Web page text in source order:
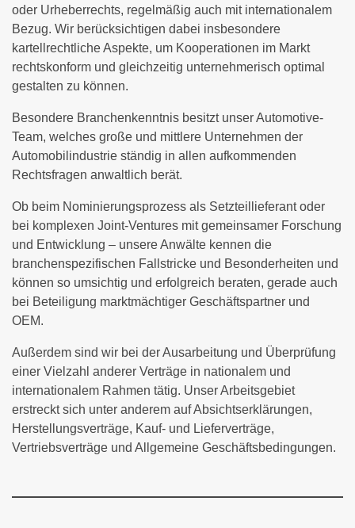
oder Urheberrechts, regelmäßig auch mit internationalem
Bezug. Wir berücksichtigen dabei insbesondere
kartellrechtliche Aspekte, um Kooperationen im Markt
rechtskonform und gleichzeitig unternehmerisch optimal
gestalten zu können.
Besondere Branchenkenntnis besitzt unser Automotive-
Team, welches große und mittlere Unternehmen der
Automobilindustrie ständig in allen aufkommenden
Rechtsfragen anwaltlich berät.
Ob beim Nominierungsprozess als Setzteillieferant oder
bei komplexen Joint-Ventures mit gemeinsamer Forschung
und Entwicklung – unsere Anwälte kennen die
branchenspezifischen Fallstricke und Besonderheiten und
können so umsichtig und erfolgreich beraten, gerade auch
bei Beteiligung marktmächtiger Geschäftspartner und
OEM.
Außerdem sind wir bei der Ausarbeitung und Überprüfung
einer Vielzahl anderer Verträge in nationalem und
internationalem Rahmen tätig. Unser Arbeitsgebiet
erstreckt sich unter anderem auf Absichtserklärungen,
Herstellungsverträge, Kauf- und Lieferverträge,
Vertriebsverträge und Allgemeine Geschäftsbedingungen.